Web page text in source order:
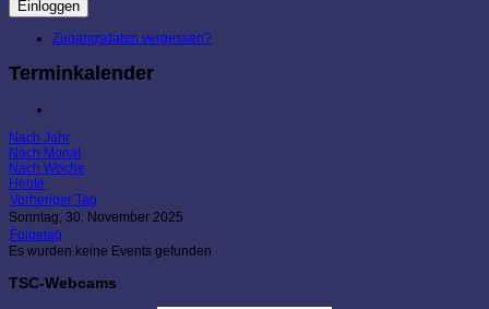
Einloggen
Zugangsdaten vergessen?
Terminkalender
Nach Jahr
Nach Monat
Nach Woche
Heute
Vorheriger Tag
Sonntag, 30. November 2025
Folgetag
Es wurden keine Events gefunden
TSC-Webcams